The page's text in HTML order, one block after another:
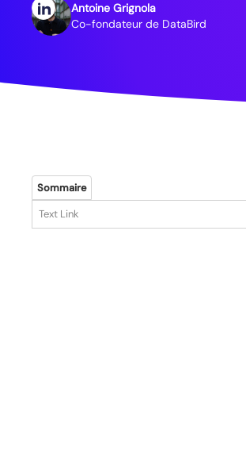
Antoine Grignola
Co-fondateur de DataBird
Sommaire
Text Link